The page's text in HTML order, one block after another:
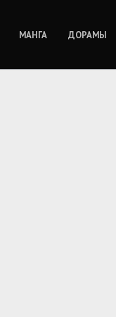
МАНГА ДОРАМЫ